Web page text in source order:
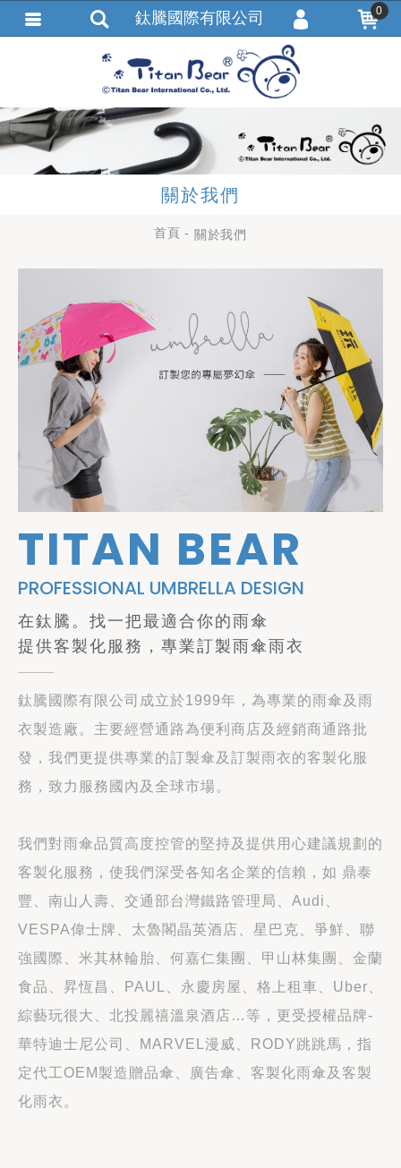
關於我們
首頁 關於我們
TITAN BEAR
PROFESSIONAL UMBRELLA DESIGN
在鈦騰。找一把最適合你的雨傘
提供客製化服務，專業訂製雨傘雨衣
鈦騰國際有限公司成立於1999年，為專業的雨傘及雨
衣製造廠。主要經營通路為便利商店及經銷商通路批
發，我們更提供專業的訂製傘及訂製雨衣的客製化服
務，致力服務國內及全球市場。
我們對雨傘品質高度控管的堅持及提供用心建議規劃的
客製化服務，使我們深受各知名企業的信賴，如 鼎泰
豐、南山人壽、交通部台灣鐵路管理局、Audi、
VESPA偉士牌、太魯閣晶英酒店、星巴克、爭鮮、聯
強國際、米其林輪胎、何嘉仁集團、甲山林集團、金蘭
食品、昇恆昌、PAUL、永慶房屋、格上租車、Uber、
綜藝玩很大、北投麗禧溫泉酒店…等，更受授權品牌-
華特迪士尼公司、MARVEL漫威、RODY跳跳馬，指
定代工OEM製造贈品傘、廣告傘、客製化雨傘及客製
化雨衣。
鈦騰國際有限公司 0
會員註冊
忘記密碼
訂單查詢
追蹤清單